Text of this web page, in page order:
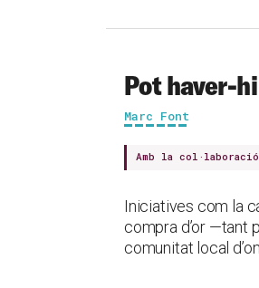
Pot haver-
Marc Font
Amb la
Iniciatives com la
compra d’or —tant
comunitat local